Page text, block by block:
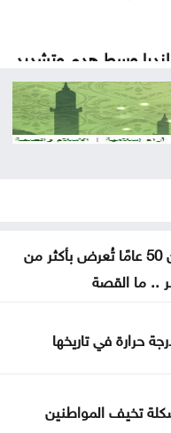
وسط هدم وتشديد
بكالوريوس الحقوق
السلم والأمن
إرهابية أثناء
تأثير الكتلة
سيارة عمرها أكثر من 50 عامًا تُعرض بأكثر من
.. ما القصة
حرارة في تاريخها
تخيف المواطنين